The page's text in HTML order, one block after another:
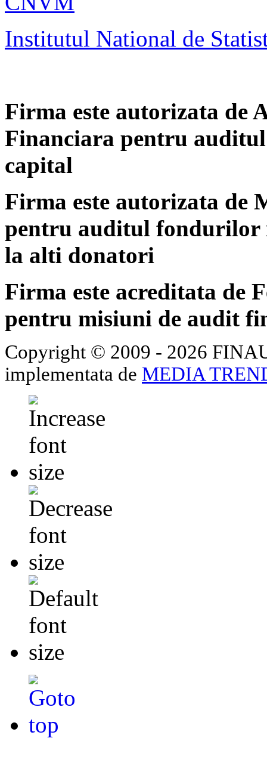
Institutul National de
Firma este autorizata de
Financiara pentru
capital
Firma este autorizata de
pentru auditul fondurilor
la alti donatori
Firma este acreditata de
pentru misiuni de audit
Copyright © 2009 - 2026
implementata de MEDIA